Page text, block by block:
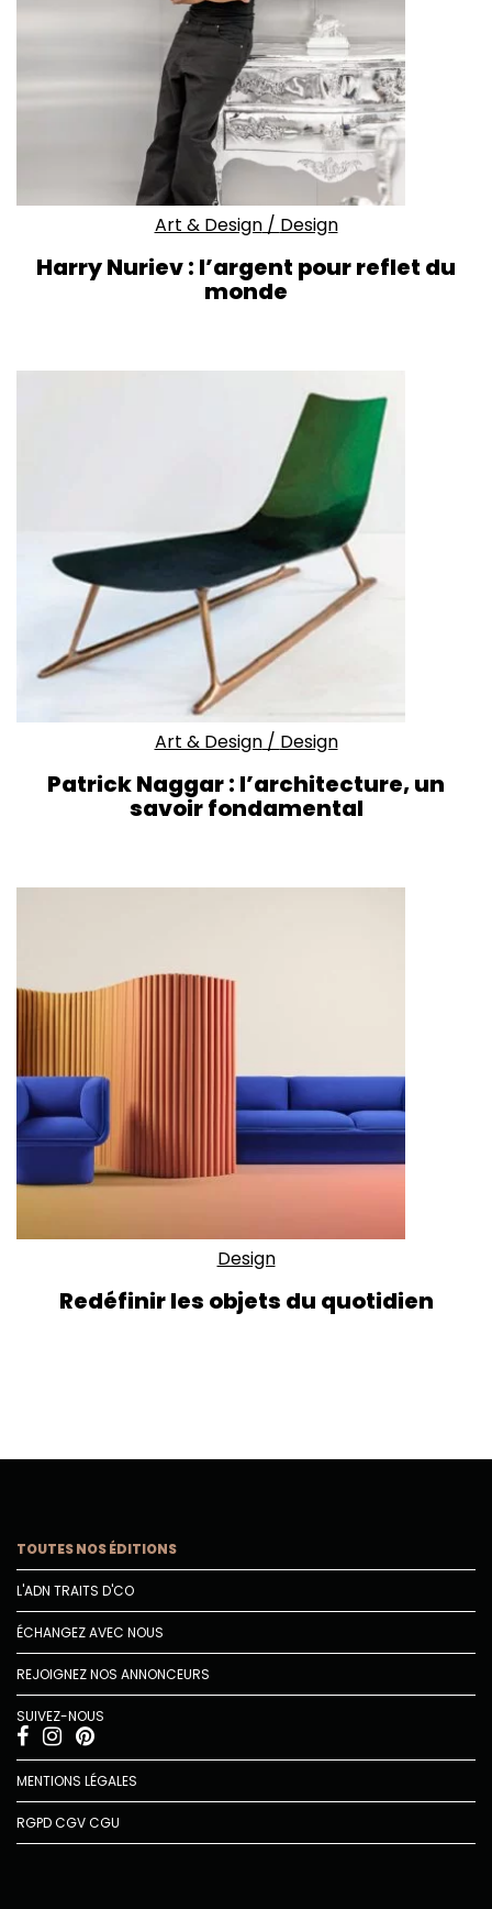
Art & Design/ Design
Harry Nuriev : l’argent pour reflet du
monde
Art & Design/ Design
Patrick Naggar : l’architecture, un
savoir fondamental
Design
Redéfinir les objets du quotidien
TOUTES NOS ÉDITIONS
L'ADN TRAITS D'CO
ÉCHANGEZ AVEC NOUS
REJOIGNEZ NOS ANNONCEURS
SUIVEZ-NOUS
MENTIONS LÉGALES
RGPDCGVCGU